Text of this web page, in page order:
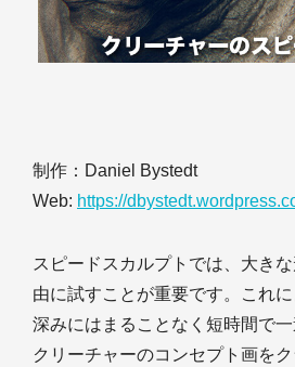
制作：Daniel Bystedt
Web: https://
スピードスカルプトでは、大き
由に試すことが重要です。これ
深みにはまることなく短時間で
クリーチャーのコンセプト画を